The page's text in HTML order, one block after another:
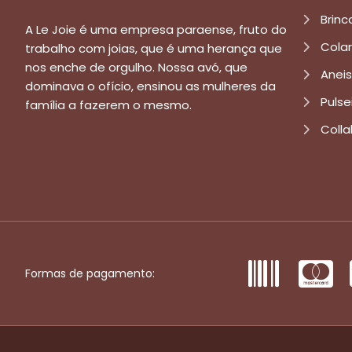
A Le Joie é uma empresa paraense, fruto do
trabalho com joias, que é uma herança que
nos enche de orgulho. Nossa avó, que
dominava o ofício, ensinou as mulheres da
família a fazerem o mesmo.
Aneis
Formas de pagamento: